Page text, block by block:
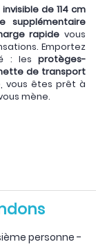
de 114 cm
supplémentaire
rapide vous
Emportez
: les protèges-
de transport
vous êtes prêt à
mène.
personne -